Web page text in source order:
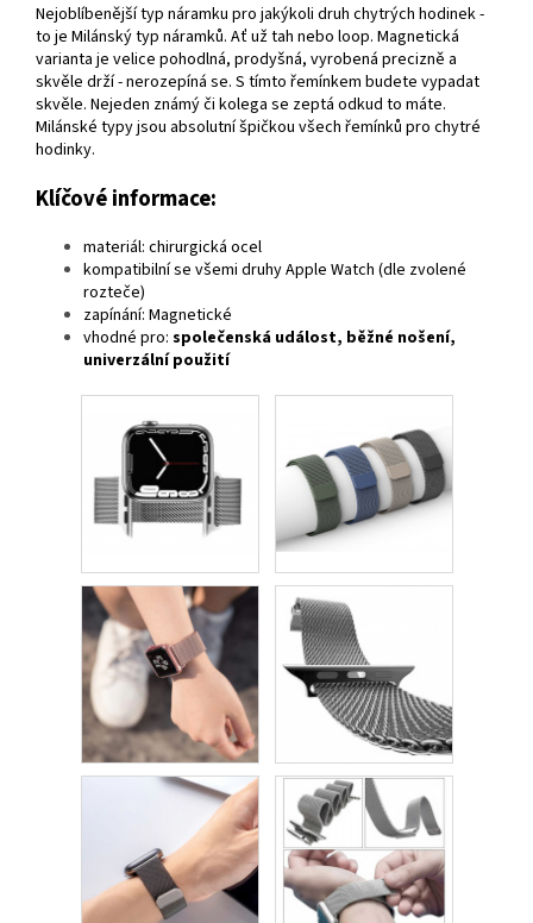
Nejoblíbenější typ náramku pro jakýkoli druh chytrých hodinek -
to je Milánský typ náramků. Ať už tah nebo loop. Magnetická
varianta je velice pohodlná, prodyšná, vyrobená precizně a
skvěle drží - nerozepíná se. S tímto řemínkem budete vypadat
skvěle. Nejeden známý či kolega se zeptá odkud to máte.
Milánské typy jsou absolutní špičkou všech řemínků pro chytré
hodinky.
Klíčové informace:
materiál: chirurgická ocel
kompatibilní se všemi druhy Apple Watch (dle zvolené
rozteče)
zapínání: Magnetické
vhodné pro: společenská událost, běžné nošení,
univerzální použití